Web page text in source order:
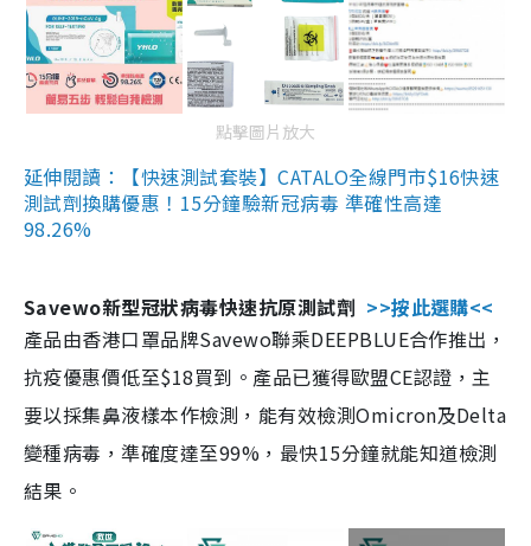
點擊圖片放大
延伸閱讀：【快速測試套裝】CATALO全線門市$16快速
測試劑換購優惠！15分鐘驗新冠病毒 準確性高達
98.26%
Savewo新型冠狀病毒快速抗原測試劑 >>按此選購<<
產品由香港口罩品牌Savewo聯乘DEEPBLUE合作推出，
抗疫優惠價低至$18買到。產品已獲得歐盟CE認證，主
要以採集鼻液樣本作檢測，能有效檢測Omicron及Delta
變種病毒，準確度達至99%，最快15分鐘就能知道檢測
結果。